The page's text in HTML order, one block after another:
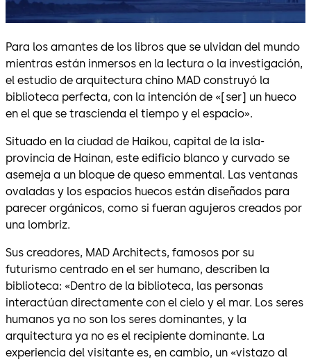
Para los amantes de los libros que se ulvidan del mundo
mientras están inmersos en la lectura o la investigación,
el estudio de arquitectura chino MAD construyó la
biblioteca perfecta, con la intención de «[ser] un hueco
en el que se trascienda el tiempo y el espacio».
Situado en la ciudad de Haikou, capital de la isla-
provincia de Hainan, este edificio blanco y curvado se
asemeja a un bloque de queso emmental. Las ventanas
ovaladas y los espacios huecos están diseñados para
parecer orgánicos, como si fueran agujeros creados por
una lombriz.
Sus creadores, MAD Architects, famosos por su
futurismo centrado en el ser humano, describen la
biblioteca: «Dentro de la biblioteca, las personas
interactúan directamente con el cielo y el mar. Los seres
humanos ya no son los seres dominantes, y la
arquitectura ya no es el recipiente dominante. La
experiencia del visitante es, en cambio, un «vistazo al